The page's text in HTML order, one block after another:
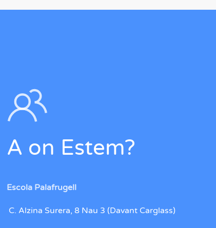
A on Estem?
Escola Palafrugell
C. Alzina Surera, 8 Nau 3 (Davant Carglass)